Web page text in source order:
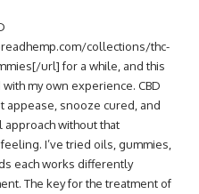
collections/thc-
url] for a while, and this
my own experience. CBD
appease, snooze cured, and
approach without that
I’ve tried oils, gummies,
each works differently
The key for the treatment of